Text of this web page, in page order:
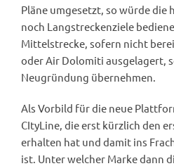
Pläne umgesetzt, so würde die
noch Langstreckenziele
Mittelstrecke, sofern nicht
oder Air Dolomiti ausgelagert,
Neugründung übernehmen.
Als Vorbild für die neue
CItyLine, die erst kürzlich den
erhalten hat und damit ins
ist. Unter welcher Marke dann